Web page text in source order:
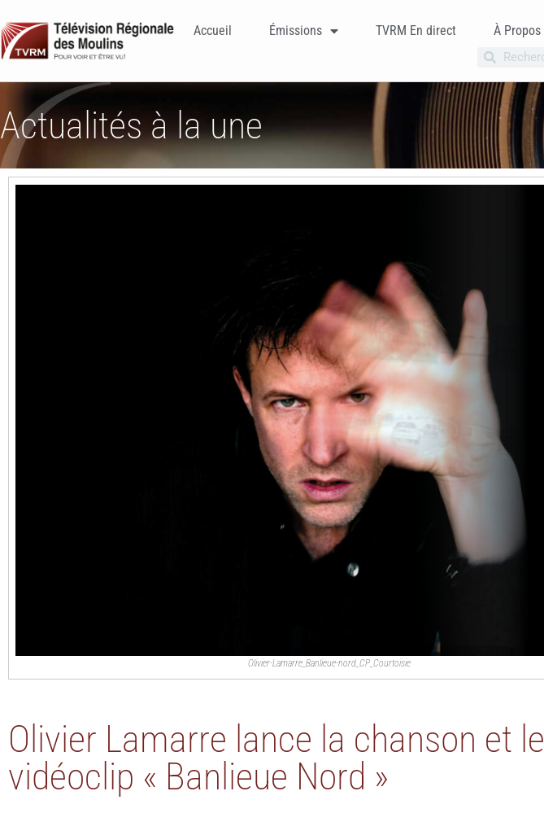
Accueil Émissions TVRM En direct À Propos
Actualités à la une
Olivier-Lamarre_Banlieue-nord_CP_Courtoisie
Olivier Lamarre lance la chanson et le
vidéoclip « Banlieue Nord »